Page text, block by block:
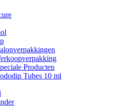
Producten
Tubes 10 ml